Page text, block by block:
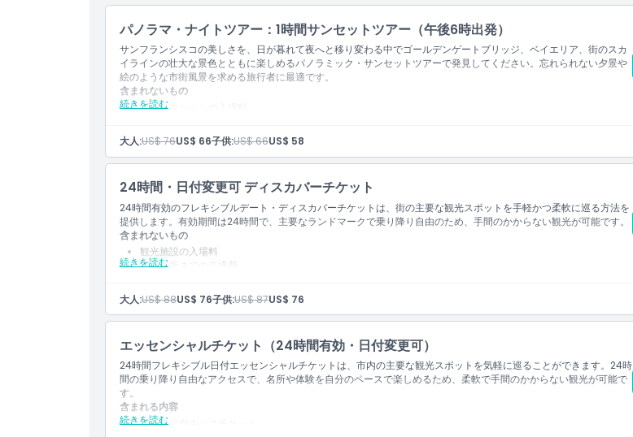
キャンセルポリシー
パノラマ・ナイトツアー：1時間サンセットツアー（午後6時出発）
サンフランシスコの美しさを、日が暮れて夜へと移り変わる中でゴールデンゲートブリッジ、ベイエリア、街のスカ
イラインの壮大な景色とともに楽しめるパノラミック・サンセットツアーで発見してください。忘れられない夕景や
絵のような市街風景を求める旅行者に最適です。
続きを読む
含まれないもの
アトラクションの入場料
食事および飲料
その他の個人的費用
チップおよび謝礼
ホップオン・ホップオフバスのチケット
含まれるもの
パノラミック・サンセットツアーへの入場料
デジタル音声ガイド（スマートフォンへのダウンロード）
営業時間
時間：18:00
サンセットツアーの詳細については、この
大人:US$ 76US$ 66子供:US$ 66US$ 58
24時間・日付変更可 ディスカバーチケット
24時間有効のフレキシブルデート・ディスカバーチケットは、街の主要な観光スポットを手軽かつ柔軟に巡る方法を
提供します。有効期間は24時間で、主要なランドマークで乗り降り自由のため、手間のかからない観光が可能です。
続きを読む
含まれないもの
観光施設の入場料
集合場所までの交通費
その他の個人的費用
チップ・心付け
ナイトツアー
含まれるもの
乗り降り自由バスチケット
デジタル音声ガイド（携帯電話でダウンロード）
英語ガイド
引き換え方法
バウチャーは指定された日（該当する場合は時間）にのみ有効です
大人:US$ 88US$ 76子供:US$ 87US$ 76
エッセンシャルチケット（24時間有効・日付変更可）
24時間フレキシブル日付エッセンシャルチケットは、市内の主要な観光スポットを気軽に巡ることができます。24時
間の乗り降り自由なアクセスで、名所や体験を自分のペースで楽しめるため、柔軟で手間のかからない観光が可能で
す。
続きを読む
含まれる内容
乗り降り自由バスチケット